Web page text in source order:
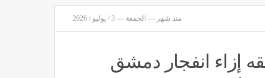
منذ شهر — الجمعة — 3 / يوليو / 2026
إزاء انفجار دمشق